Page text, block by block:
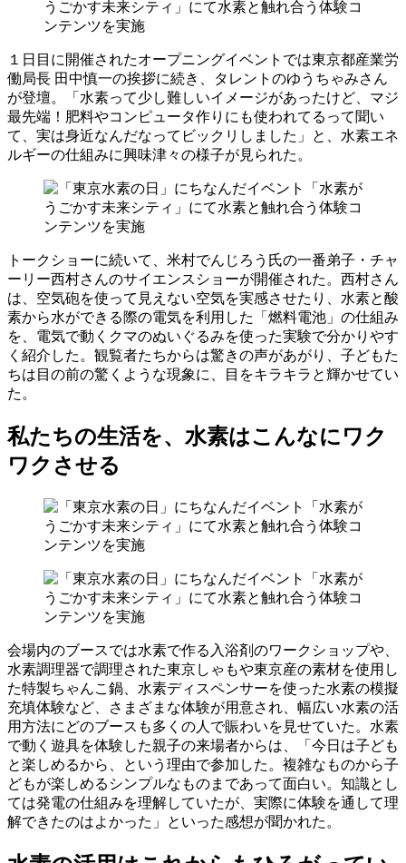
１日目に開催されたオープニングイベントでは東京都産業労
働局長 田中慎一の挨拶に続き、タレントのゆうちゃみさん
が登壇。「水素って少し難しいイメージがあったけど、マジ
最先端！肥料やコンピュータ作りにも使われてるって聞い
て、実は身近なんだなってビックリしました」と、水素エネ
ルギーの仕組みに興味津々の様子が見られた。
トークショーに続いて、米村でんじろう氏の一番弟子・チャ
ーリー西村さんのサイエンスショーが開催された。西村さん
は、空気砲を使って見えない空気を実感させたり、水素と酸
素から水ができる際の電気を利用した「燃料電池」の仕組み
を、電気で動くクマのぬいぐるみを使った実験で分かりやす
く紹介した。観覧者たちからは驚きの声があがり、子どもた
ちは目の前の驚くような現象に、目をキラキラと輝かせてい
た。
私たちの生活を、水素はこんなにワク
ワクさせる
会場内のブースでは水素で作る入浴剤のワークショップや、
水素調理器で調理された東京しゃもや東京産の素材を使用し
た特製ちゃんこ鍋、水素ディスペンサーを使った水素の模擬
充填体験など、さまざまな体験が用意され、幅広い水素の活
用方法にどのブースも多くの人で賑わいを見せていた。水素
で動く遊具を体験した親子の来場者からは、「今日は子ども
と楽しめるから、という理由で参加した。複雑なものから子
どもが楽しめるシンプルなものまであって面白い。知識とし
ては発電の仕組みを理解していたが、実際に体験を通して理
解できたのはよかった」といった感想が聞かれた。